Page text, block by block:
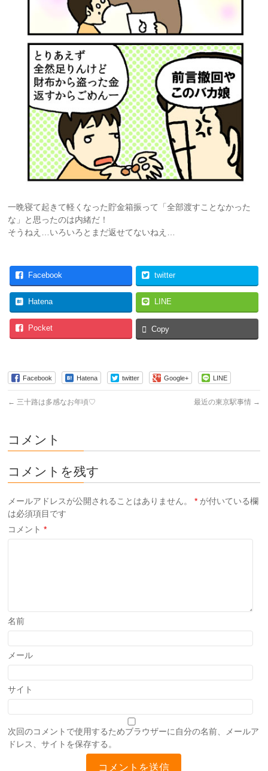
一晩寝て起きて軽くなった貯金箱振って「全部渡すことなかった
な」と思ったのは内緒だ！
そうねえ…いろいろとまだ返せてないねえ…
Facebook twitter
Hatena LINE
Pocket Copy
Facebook Hatena twitter Google+ LINE
← 三十路は多感なお年頃♡ 最近の東京駅事情 →
コメント
コメントを残す
メールアドレスが公開されることはありません。 * が付いている欄
は必須項目です
コメント*
名前
メール
サイト
次回のコメントで使用するためブラウザーに自分の名前、メールア
ドレス、サイトを保存する。